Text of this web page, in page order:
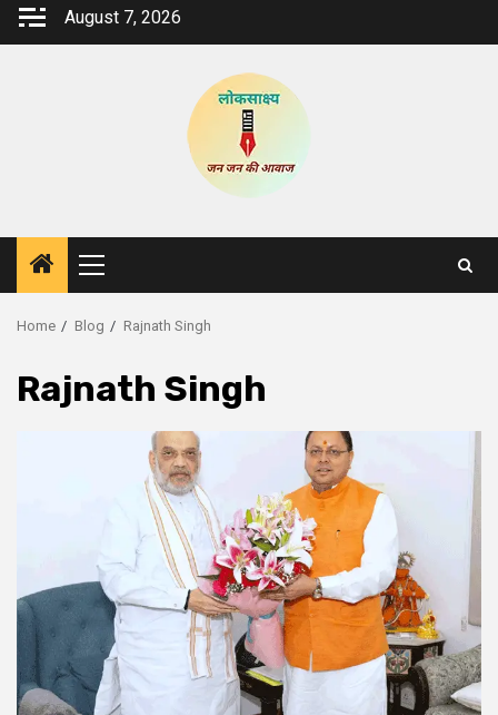
Skip
August 7, 2026
Primary
Menu
Home Blog Rajnath Singh
Rajnath Singh